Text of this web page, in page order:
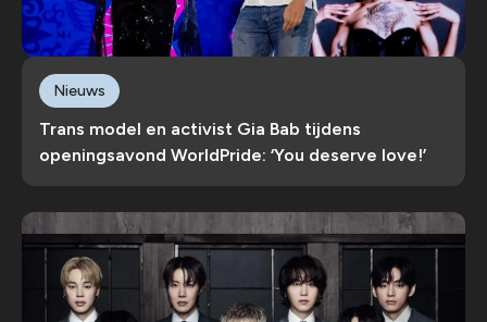
Trans model en activist Gia Bab tijdens
openingsavond WorldPride: ‘You deserve love!’
Nieuws